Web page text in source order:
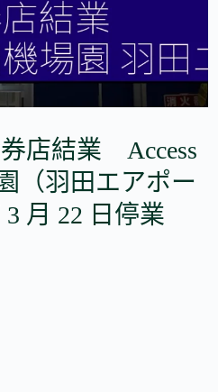
店結業 Access
（羽田エアポー
月 22 日停業